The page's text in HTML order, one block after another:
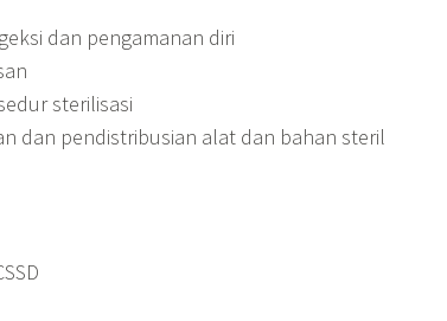
dan pengamanan diri
sterilisasi
dan pendistribusian alat dan bahan steril